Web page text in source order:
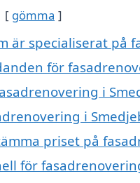
gömma
är specialiserat på
för
i
i
priset på
för